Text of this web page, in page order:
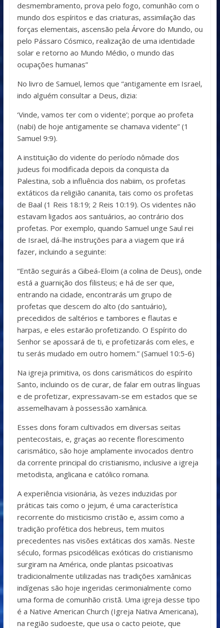
desmembramento, prova pelo fogo, comunhão com o
mundo dos espíritos e das criaturas, assimilação das
forças elementais, ascensão pela Árvore do Mundo, ou
pelo Pássaro Cósmico, realização de uma identidade
solar e retorno ao Mundo Médio, o mundo das
ocupações humanas”
No livro de Samuel, lemos que “antigamente em Israel,
indo alguém consultar a Deus, dizia:
‘Vinde, vamos ter com o vidente’; porque ao profeta
(nabi) de hoje antigamente se chamava vidente” (1
Samuel 9:9).
A instituição do vidente do período nômade dos
judeus foi modificada depois da conquista da
Palestina, sob a influência dos nabiim, os profetas
extáticos da religião cananita, tais como os profetas
de Baal (1 Reis 18:19; 2 Reis 10:19). Os videntes não
estavam ligados aos santuários, ao contrário dos
profetas. Por exemplo, quando Samuel unge Saul rei
de Israel, dá-lhe instruções para a viagem que irá
fazer, incluindo a seguinte:
“Então seguirás a Gibeá-Eloim (a colina de Deus), onde
está a guarnição dos filisteus; e há de ser que,
entrando na cidade, encontrarás um grupo de
profetas que descem do alto (do santuário),
precedidos de saltérios e tambores e flautas e
harpas, e eles estarão profetizando. O Espírito do
Senhor se apossará de ti, e profetizarás com eles, e
tu serás mudado em outro homem.” (Samuel 10:5-6)
Na igreja primitiva, os dons carismáticos do espírito
Santo, incluindo os de curar, de falar em outras línguas
e de profetizar, expressavam-se em estados que se
assemelhavam à possessão xamânica.
Esses dons foram cultivados em diversas seitas
pentecostais, e, graças ao recente florescimento
carismático, são hoje amplamente invocados dentro
da corrente principal do cristianismo, inclusive a igreja
metodista, anglicana e católico romana.
A experiência visionária, às vezes induzidas por
práticas tais como o jejum, é uma característica
recorrente do misticismo cristão e, assim como a
tradição profética dos hebreus, tem muitos
precedentes nas visões extáticas dos xamãs. Neste
século, formas psicodélicas exóticas do cristianismo
surgiram na América, onde plantas psicoativas
tradicionalmente utilizadas nas tradições xamânicas
indígenas são hoje ingeridas cerimonialmente como
uma forma de comunhão cristã. Uma igreja desse tipo
é a Native American Church (Igreja Nativa Americana),
na região sudoeste, que usa o cacto peiote, que